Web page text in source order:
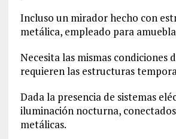
Incluso un mirador hecho con
metálica, empleado para
Necesita las mismas condiciones
requieren las estructuras
Dada la presencia de sistemas
iluminación nocturna,
metálicas.